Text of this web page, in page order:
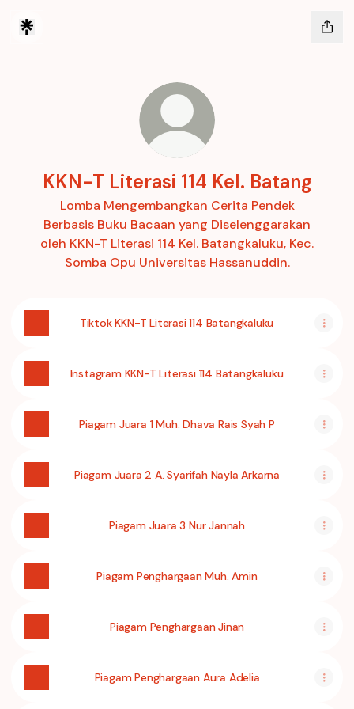
KKN-T Literasi 114 Kel. Batang
Lomba Mengembangkan Cerita Pendek
Berbasis Buku Bacaan yang Diselenggarakan
oleh KKN-T Literasi 114 Kel. Batangkaluku, Kec.
Somba Opu Universitas Hassanuddin.
Tiktok KKN-T Literasi 114 Batangkaluku
Instagram KKN-T Literasi 114 Batangkaluku
Piagam Juara 1 Muh. Dhava Rais Syah P
Piagam Juara 2 A. Syarifah Nayla Arkarna
Piagam Juara 3 Nur Jannah
Piagam Penghargaan Muh. Amin
Piagam Penghargaan Jinan
Piagam Penghargaan Aura Adelia